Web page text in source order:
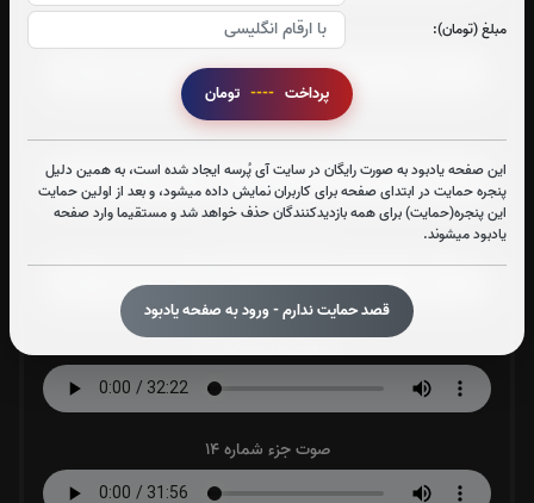
مبلغ (تومان):
پرداخت ----
این صفحه یادبود به صورت رایگان در سایت آی پُرسه ایجاد شده است، به همین دلیل
پنجره حمایت در ابتدای صفحه برای کاربران نمایش داده میشود، و بعد از اولین حمایت
این پنجره(حمایت) برای همه بازدیدکنندگان حذف خواهد شد و مستقیما وارد صفحه
یادبود میشوند.
قصد حمایت ندارم - ورود به صفحه یادبود
صوت جزء شماره 10
صوت جزء شماره 11
صوت جزء شماره 13
صوت جزء شماره 14